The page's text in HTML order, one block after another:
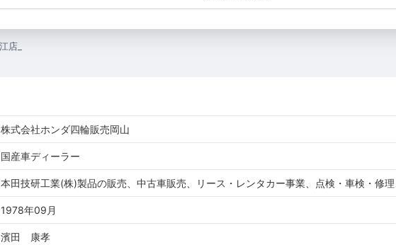
株式会社ホンダ四輪販売岡山
国産車ディーラー
本田技研工業(株)製品の販売、中古車販売、リース・レンタカー事業、点検・車検・修
1978年09月
濱田 康孝